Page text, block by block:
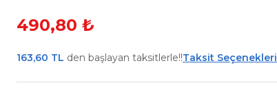
490,80 ₺
163,60 TL den başlayan taksitlerle!!Taksit Seçenekleri